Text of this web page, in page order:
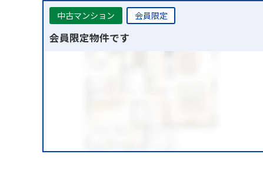
中古マンション 会員限定
会員限定物件です